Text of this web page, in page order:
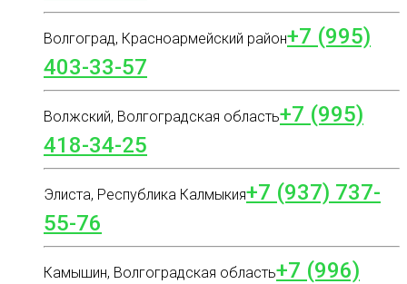
Волгоград, Красноармейский район+7 (995)
403-33-57
Волжский, Волгоградская область+7 (995)
418-34-25
Элиста, Республика Калмыкия+7 (937) 737-
55-76
Камышин, Волгоградская область+7 (996)